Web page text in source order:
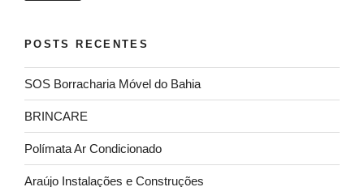
POSTS RECENTES
SOS Borracharia Móvel do Bahia
BRINCARE
Polímata Ar Condicionado
Araújo Instalações e Construções